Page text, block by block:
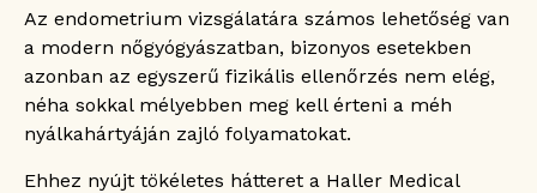
Hogyan zajlik a méhnyálkahártya biopszia?
Anamnézis
Fizikális vizsgálat
Ultrahang diagnosztika
Méhnyálkahártya biopszia
Az endometrium vizsgálatára számos lehetőség van
a modern nőgyógyászatban, bizonyos esetekben
azonban az egyszerű fizikális ellenőrzés nem elég,
néha sokkal mélyebben meg kell érteni a méh
nyálkahártyáján zajló folyamatokat.
Ehhez nyújt tökéletes hátteret a Haller Medical